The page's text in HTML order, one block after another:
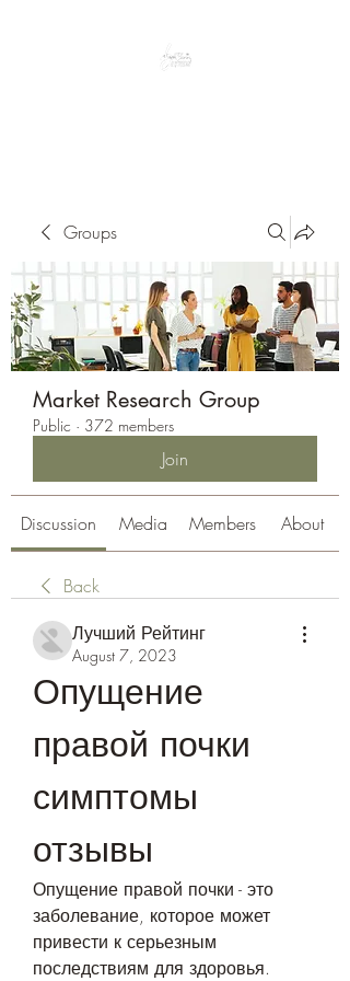
Groups
Market Research Group
Public · 372 members
Join
Discussion Media Members About
Back
Лучший Рейтинг
August 7, 2023
Опущение
правой почки
симптомы
отзывы
Опущение правой почки - это
заболевание, которое может
привести к серьезным
последствиям для здоровья.